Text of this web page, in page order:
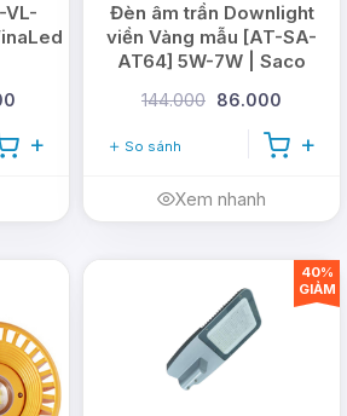
VL-
Đèn âm trần Downlight
viền Vàng mẫu [AT-SA-
AT64] 5W-7W | Saco
144.000 86.000
So sánh
Xem nhanh
40%
GIẢM